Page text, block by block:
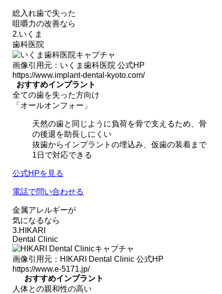
総入れ歯で失った
咀嚼力の改善なら
2.いくま
歯科医院
画像引用元：いくま歯科医院 公式HP
https://www.implant-dental-kyoto.com/
おすすめインプラント
全ての歯を失った方向け
「オールオンフォー」
天然の歯と同じように負荷を骨で支えるため、骨
の後退を助長しにくい
抜歯からインプラントの埋込み、仮歯の装着まで
1日で対応できる
公式HPを見る
電話で問い合わせる
金属アレルギーが
気になるなら
3.HIKARI
Dental Clinic
画像引用元：HIKARI Dental Clinic 公式HP
https://www.e-5171.jp/
おすすめインプラント
人体との親和性の高い